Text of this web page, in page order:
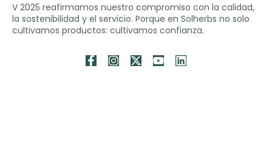
V 2025 reafirmamos nuestro compromiso con la calidad,
la sostenibilidad y el servicio. Porque en Solherbs no solo
cultivamos productos: cultivamos confianza.